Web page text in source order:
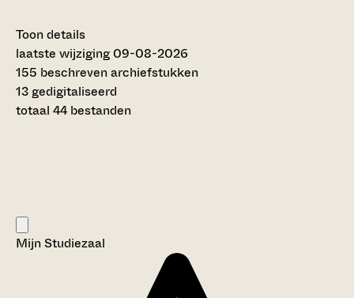
Toon details
Datering:
1532 - 1812
Auteur:
---
Oud-rechterlijke archieven van Strijen
Categorie:
laatste wijziging 09-08-2026
155 beschreven archiefstukken
13 gedigitaliseerd
totaal 44 bestanden
Mijn Studiezaal